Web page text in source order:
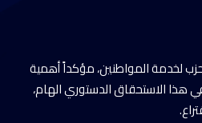
لخدمة المواطنين، مؤكداً أهمية
هذا الاستحقاق الدستوري الهام،